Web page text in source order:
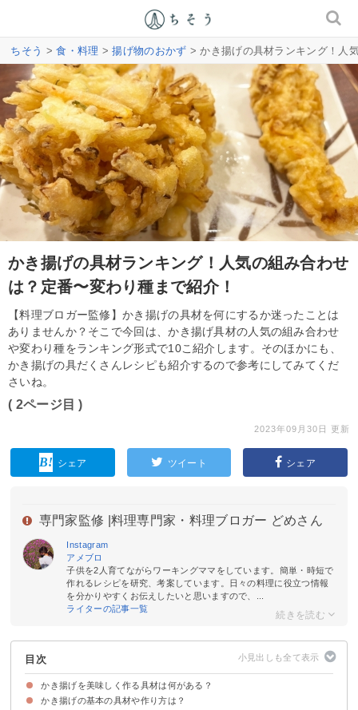
ちそう >食・料理 >揚げ物のおかず > かき揚げの具材ランキング！人
かき揚げの具材ランキング！人気の組み合わせ
は？定番〜変わり種まで紹介！
【料理ブロガー監修】かき揚げの具材を何にするか迷ったことは
ありませんか？そこで今回は、かき揚げ具材の人気の組み合わせ
や変わり種をランキング形式で10こ紹介します。そのほかにも、
かき揚げの具だくさんレシピも紹介するので参考にしてみてくだ
さいね。
( 2ページ目 )
2023年09月30日 更新
シェア ツイート シェア
専門家監修 | 料理専門家・料理ブロガー どめさん
Instagram
アメブロ
子供を2人育てながらワーキングママをしています。簡単・時短で
作れるレシピを研究、考案しています。日々の料理に役立つ情報
を分かりやすくお伝えしたいと思いますので、...
ライターの記事一覧
目次
かき揚げを美味しく作る具材は何がある？
かき揚げの基本の具材や作り方は？